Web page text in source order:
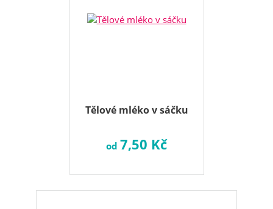
Tělové mléko v sáčku
od 7,50 Kč